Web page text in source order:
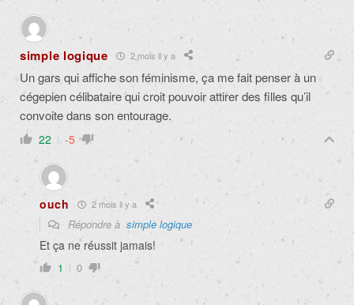
simple logique 2 mois il y a
Un gars qui affiche son féminisme, ça me fait penser à un
cégepien célibataire qui croit pouvoir attirer des filles qu’il
convoite dans son entourage.
22 -5
ouch 2 mois il y a
Répondre à simple logique
Et ça ne réussit jamais!
1 0